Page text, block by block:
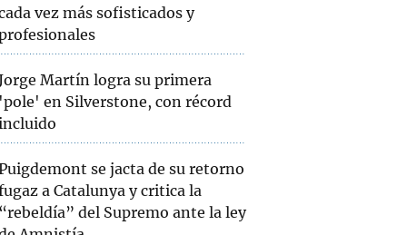
vez más sofisticados y
Martín logra su primera
'pole' en Silverstone, con récord
se jacta de su retorno
a Catalunya y critica la
“rebeldía” del Supremo ante la ley